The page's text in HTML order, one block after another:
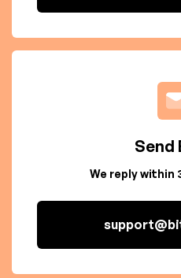
Send
We reply within